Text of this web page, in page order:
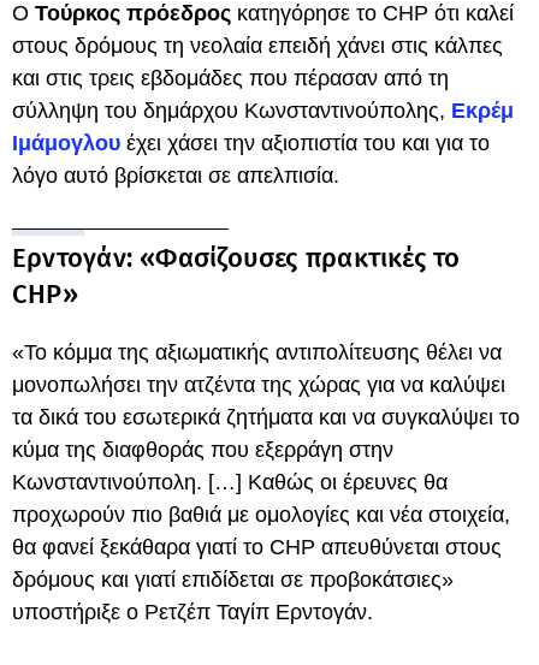
Ο Τούρκος πρόεδρος κατηγόρησε το CHP ότι καλεί
στους δρόμους τη νεολαία επειδή χάνει στις κάλπες
και στις τρεις εβδομάδες που πέρασαν από τη
σύλληψη του δημάρχου Κωνσταντινούπολης, Εκρέμ
Ιμάμογλου έχει χάσει την αξιοπιστία του και για το
λόγο αυτό βρίσκεται σε απελπισία.
Ερντογάν: «Φασίζουσες πρακτικές το
CHP»
«Το κόμμα της αξιωματικής αντιπολίτευσης θέλει να
μονοπωλήσει την ατζέντα της χώρας για να καλύψει
τα δικά του εσωτερικά ζητήματα και να συγκαλύψει το
κύμα της διαφθοράς που εξερράγη στην
Κωνσταντινούπολη. […] Καθώς οι έρευνες θα
προχωρούν πιο βαθιά με ομολογίες και νέα στοιχεία,
θα φανεί ξεκάθαρα γιατί το CHP απευθύνεται στους
δρόμους και γιατί επιδίδεται σε προβοκάτσιες»
υποστήριξε ο Ρετζέπ Ταγίπ Ερντογάν.